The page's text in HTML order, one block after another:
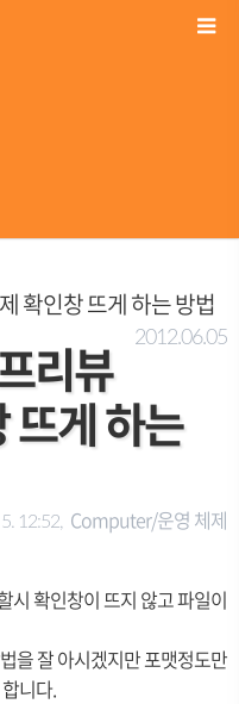
확인창 뜨게 하는 방법
2012.06.05
리뷰
뜨게 하는
12:52, Computer/운영 체제
시 확인창이 뜨지 않고 파일이
을 잘 아시겠지만 포맷정도만
니다.